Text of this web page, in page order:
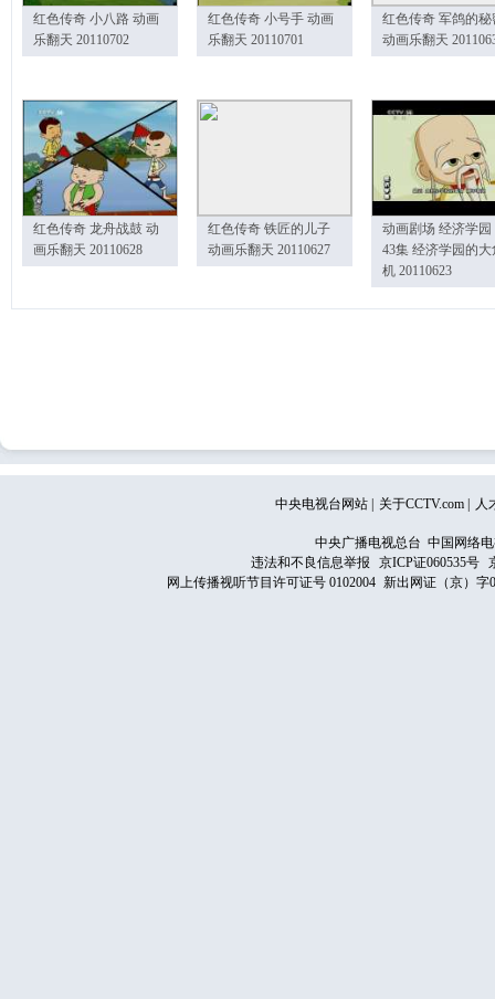
红色传奇 小八路 动画
乐翻天 20110702
红色传奇 小号手 动画
乐翻天 20110701
红色传奇 军鸽的秘
动画乐翻天
红色传奇 龙舟战鼓 动
画乐翻天 20110628
红色传奇 铁匠的儿子
动画乐翻天 20110627
动画剧场 经济学园
43集 经济学园的大
机 20110623
中央电视台网站 关于CCTV.com 人
中央广播电视总台 中国网络
违法和不良信息举报
京ICP证060535号
网上传播视听节目许可证号 0102004 新出网证（京）